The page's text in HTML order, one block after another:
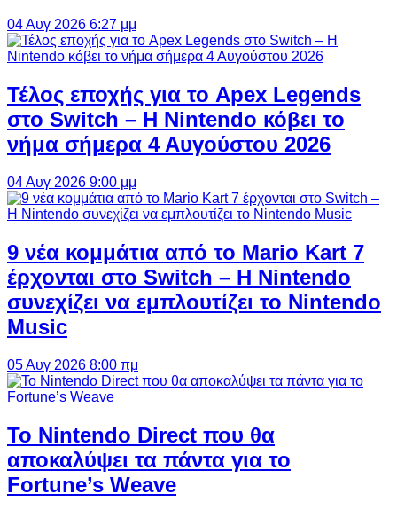
04 Αυγ 2026 6:27 μμ
Τέλος εποχής για το Apex Legends
στο Switch – Η Nintendo κόβει το
νήμα σήμερα 4 Αυγούστου 2026
04 Αυγ 2026 9:00 μμ
9 νέα κομμάτια από το Mario Kart 7
έρχονται στο Switch – Η Nintendo
συνεχίζει να εμπλουτίζει το Nintendo
Music
05 Αυγ 2026 8:00 πμ
Το Nintendo Direct που θα
αποκαλύψει τα πάντα για το
Fortune’s Weave